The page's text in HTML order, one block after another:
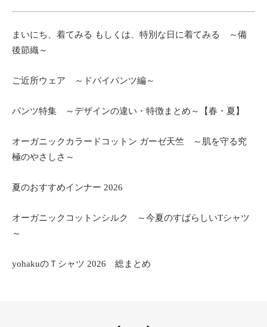
まいにち、着てみる もしくは、特別な日に着てみる ～備
後節織～
ご近所ウェア ～ドバイパンツ編～
パンツ特集 ～デザインの違い・特徴まとめ～【春・夏】
オーガニックカラードコットン ガーゼ天竺 ～肌を守る究
極のやさしさ～
夏のおすすめインナー 2026
オーガニックコットンシルク ～今夏のすばらしいTシャツ
～
yohakuのＴシャツ 2026 総まとめ